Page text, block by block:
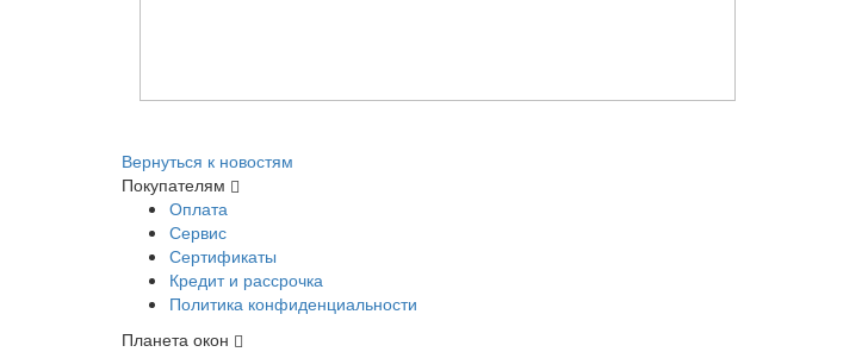
Вернуться к новостям
Покупателям
Оплата
Сервис
Сертификаты
Кредит и рассрочка
Политика конфиденциальности
Планета окон